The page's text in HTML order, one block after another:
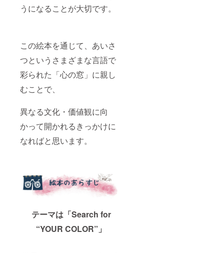
うになることが大切です。
この絵本を通じて、あいさ
つというさまざまな言語で
彩られた「心の窓」に親し
むことで、
異なる文化・価値観に向
かって開かれるきっかけに
なればと思います。
テーマは「Search for
“YOUR COLOR”」